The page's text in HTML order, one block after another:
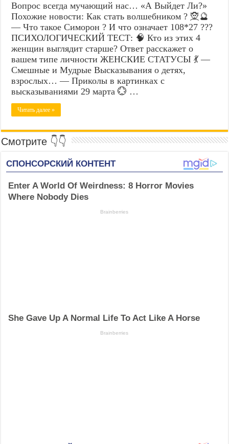
Вопрос всегда мучающий нас… «А Выйдет Ли?»
Похожие новости: Как стать волшебником ? 🧝🔮
— Что такое Симорон ? И что означает 108*27 ???
ПСИХОЛОГИЧЕСКИЙ ТЕСТ: 🧠 Кто из этих 4
женщин выглядит старше? Ответ расскажет о
вашем типе личности ЖЕНСКИЕ СТАТУСЫ 💃 —
Смешные и Мудрые Высказывания о детях,
взрослых… — Приколы в картинках с
высказываниями 29 марта 💮 …
Читать далее »
Смотрите 👇👇